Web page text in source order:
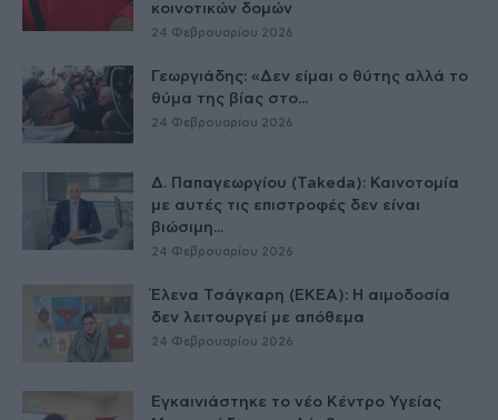
κοινοτικών δομών
24 Φεβρουαρίου 2026
Γεωργιάδης: «Δεν είμαι ο θύτης αλλά το
θύμα της βίας στο...
24 Φεβρουαρίου 2026
Δ. Παπαγεωργίου (Takeda): Καινοτομία
με αυτές τις επιστροφές δεν είναι
βιώσιμη...
24 Φεβρουαρίου 2026
Έλενα Τσάγκαρη (ΕΚΕΑ): Η αιμοδοσία
δεν λειτουργεί με απόθεμα
24 Φεβρουαρίου 2026
Εγκαινιάστηκε το νέο Κέντρο Υγείας